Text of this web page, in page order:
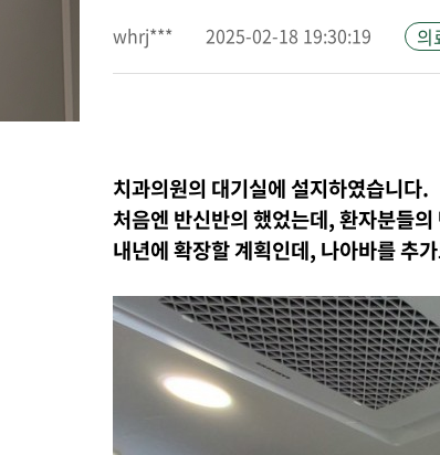
whrj*** 2025-02-18 19:30:19 의
치과의원의 대기실에 설지하였습니다.
처음엔 반신반의 했었는데, 환자분들
내년에 확장할 계획인데, 나아바를 추